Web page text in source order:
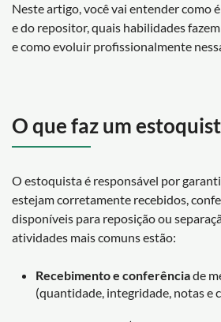
Neste artigo, você vai entender como
e do repositor, quais habilidades
e como evoluir profissionalmente
O que faz um
O estoquista é responsável por
estejam corretamente recebidos,
disponíveis para reposição ou
atividades mais comuns estão:
Recebimento e conferênciade
(quantidade, integridade, notas e